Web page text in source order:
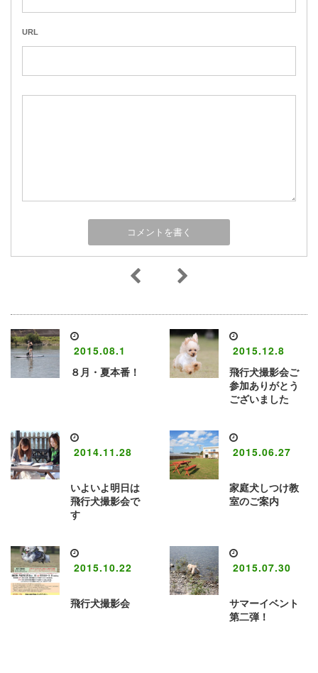
URL
2015.08.1
８月・夏本番！
2015.12.8
飛行犬撮影会ご
参加ありがとう
ございました
2014.11.28
いよいよ明日は
飛行犬撮影会で
す
2015.06.27
家庭犬しつけ教
室のご案内
2015.10.22
飛行犬撮影会
2015.07.30
サマーイベント
第二弾！